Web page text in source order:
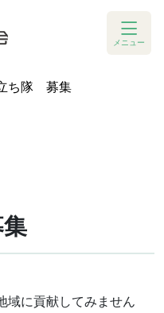
メニュー
ち隊 募集
域に貢献してみません